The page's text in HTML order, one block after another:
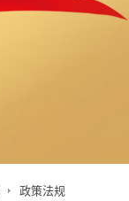
政策法规